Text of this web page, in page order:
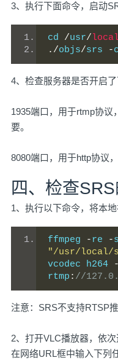
3、执行下面命令，启动
cd /usr/
./objs/srs -
4、检查服务器是否开启了
1935端口，用于rtmp协议
要。
8080端口，用于http协议
四、检查
1、执行以下命令，将本
ffmpeg -re -
"/usr/local/
vcodec h264
-
rtmp : //
注意：SRS不支持RTSP
2、打开VLC播放器，依次
在网络URL框中输入下列